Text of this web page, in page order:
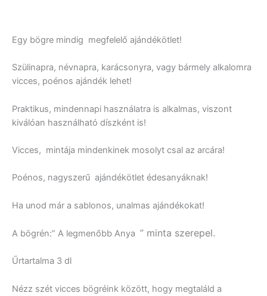
Egy bögre mindig megfelelő ajándékötlet!
Szülinapra, névnapra, karácsonyra, vagy bármely alkalomra
vicces, poénos ajándék lehet!
Praktikus, mindennapi használatra is alkalmas, viszont
kiválóan használható díszként is!
Vicces, mintája mindenkinek mosolyt csal az arcára!
Poénos, nagyszerű ajándékötlet édesanyáknak!
Ha unod már a sablonos, unalmas ajándékokat!
A bögrén:” A legmenőbb Anya ” minta szerepel.
Űrtartalma 3 dl
Nézz szét vicces bögréink között, hogy megtaláld a